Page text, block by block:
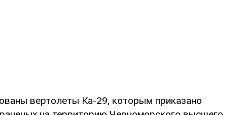
вертолеты Ка-29, которым приказано